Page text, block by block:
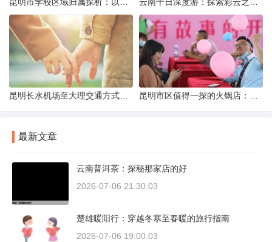
最新文章
云南普洱茶：探秘那家店的好
2026-07-06 21:30:03
楚雄暖阳行：穿越冬寒至春暖的旅行指南
2026-07-06 19:00:03